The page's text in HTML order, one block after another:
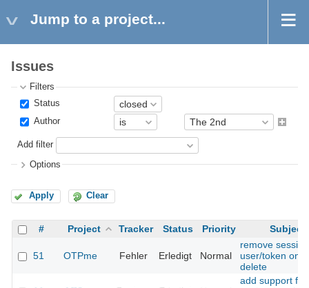
Jump to a project...
Issues
Filters
Status
Author
Add filter
Options
Apply Clear
# Project Tracker Status Priority Subject
51 OTPme Fehler Erledigt Normal
remove
user/token on
delete
add support for